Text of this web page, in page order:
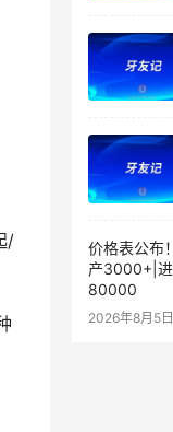
价格表公布
产3000+|
80000
2026年8月5日